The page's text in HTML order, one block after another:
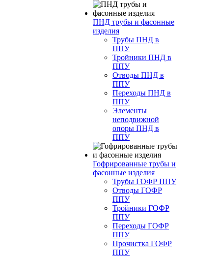
ПНД трубы и фасонные
изделия
Трубы ПНД в
ППУ
Тройники ПНД в
ППУ
Отводы ПНД в
ППУ
Переходы ПНД в
ППУ
Элементы
неподвижной
опоры ПНД в
ППУ
Гофрированные трубы и
фасонные изделия
Трубы ГОФР ППУ
Отводы ГОФР
ППУ
Тройники ГОФР
ППУ
Переходы ГОФР
ППУ
Прочистка ГОФР
ППУ